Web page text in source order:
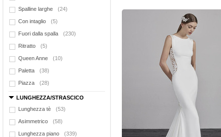
Spalline larghe (24)
Con intaglio (5)
Fuori dalla spalla (230)
Ritratto (5)
Queen Anne (10)
Paletta (38)
Piazza (28)
LUNGHEZZA/STRASCICO
Lunghezza tè
(53)
Asimmetrico (58)
Lunghezza piano (339)